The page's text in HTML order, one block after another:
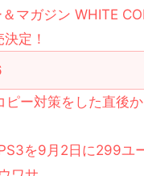
マガジン WHITE
定！
ー対策をした直後
を9月2日に299ユ